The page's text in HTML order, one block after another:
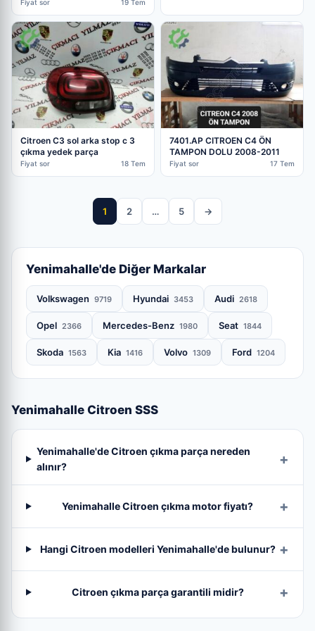
Fiyat sor 19 Tem
Citroen C3 sol arka stop c 3
çıkma yedek parça
Fiyat sor 18 Tem
7401.AP CITROEN C4 ÖN
TAMPON DOLU 2008-2011
Fiyat sor 17 Tem
1 2 … 5 →
Yenimahalle'de Diğer Markalar
Volkswagen 9719 Hyundai 3453 Audi 2618
Opel 2366 Mercedes-Benz 1980 Seat 1844
Skoda 1563 Kia 1416 Volvo 1309 Ford 1204
Yenimahalle Citroen SSS
Yenimahalle'de Citroen çıkma parça nereden
alınır?
Yenimahalle Citroen çıkma motor fiyatı?
Hangi Citroen modelleri Yenimahalle'de bulunur?
Citroen çıkma parça garantili midir?